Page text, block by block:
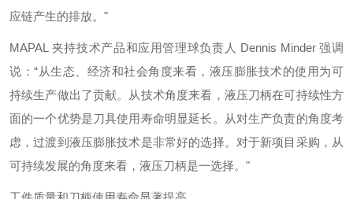
应链产生的排放。"
MAPAL 夹持技术产品和应用管理球负责人 Dennis Minder 强调
说：“从生态、经济和社会角度来看，液压膨胀技术的使用为可
持续生产做出了贡献。从技术角度来看，液压刀柄在可持续性方
面的一个优势是刀具使用寿命明显延长。从对生产负责的角度考
虑，过渡到液压膨胀技术是非常好的选择。对于新项目采购，从
可持续发展的角度来看，液压刀柄是一选择。"